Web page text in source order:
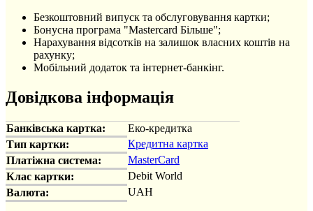
Безкоштовний випуск та обслуговування картки;
Бонусна програма "Mastercard Більше";
Нарахування відсотків на залишок власних коштів на
рахунку;
Мобільний додаток та інтернет-банкінг.
Довідкова інформація
Банківська картка:
Еко-кредитка
Тип картки:
Кредитна картка
Платіжна система:
MasterCard
Клас картки:
Debit World
Валюта:
UAH